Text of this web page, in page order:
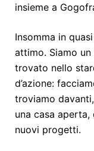
insieme a
Insomma in
attimo. Siamo
trovato nello
d’azione:
troviamo
una casa
nuovi progetti.